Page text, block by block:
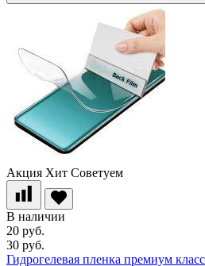
Акция Хит Советуем
В наличии
20 руб.
30 руб.
Гидрогелевая пленка премиум